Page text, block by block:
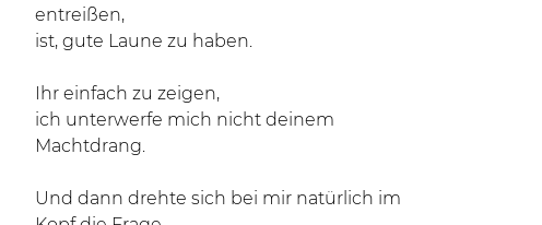
entreißen,
ist, gute Laune zu haben.
Ihr einfach zu zeigen,
ich unterwerfe mich nicht deinem
Machtdrang.
Und dann drehte sich bei mir natürlich im